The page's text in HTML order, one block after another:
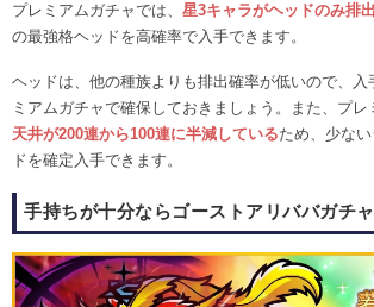
プレミアムガチャでは、 星3キャラがヘッドのみ排
の最強格ヘッドを高確率で入手できます。
ヘッドは、他の種族よりも排出確率が低いので、入
ミアムガチャで確保しておきましょう。また、プレ
天井が200連から100連に半減しているため、少な
ドを確定入手できます。
手持ちが十分ならゴーストアリババガチ